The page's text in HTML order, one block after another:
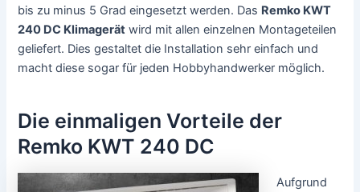
bis zu minus 5 Grad eingesetzt werden. Das Remko KWT
240 DC Klimagerät wird mit allen einzelnen Montageteilen
geliefert. Dies gestaltet die Installation sehr einfach und
macht diese sogar für jeden Hobbyhandwerker möglich.
Die einmaligen Vorteile der
Remko KWT 240 DC
Aufgrund